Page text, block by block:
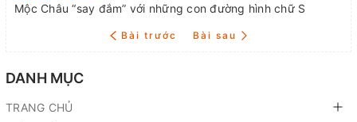
Mộc Châu “say đắm” với những con đường hình chữ S
Bài trước Bài sau
DANH MỤC
TRANG CHỦ